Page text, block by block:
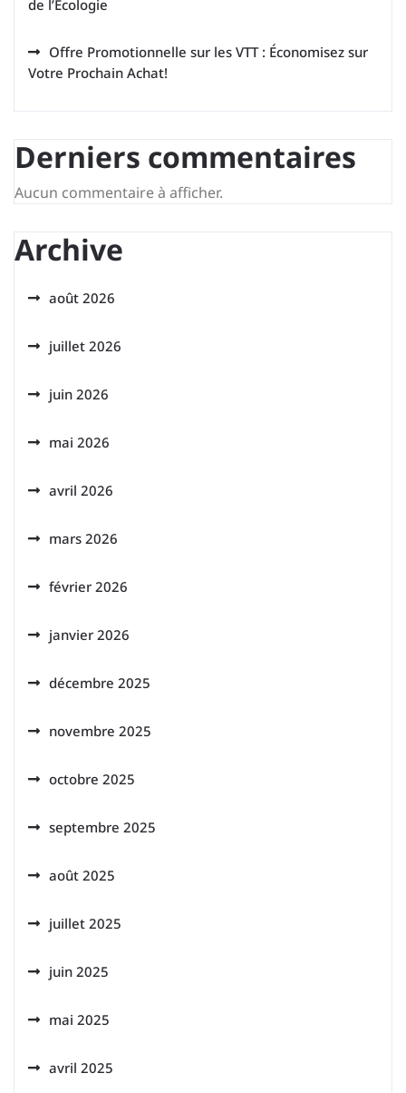
de l’Écologie
Offre Promotionnelle sur les VTT : Économisez sur
Votre Prochain Achat!
Derniers commentaires
Aucun commentaire à afficher.
Archive
août 2026
juillet 2026
juin 2026
mai 2026
avril 2026
mars 2026
février 2026
janvier 2026
décembre 2025
novembre 2025
octobre 2025
septembre 2025
août 2025
juillet 2025
juin 2025
mai 2025
avril 2025